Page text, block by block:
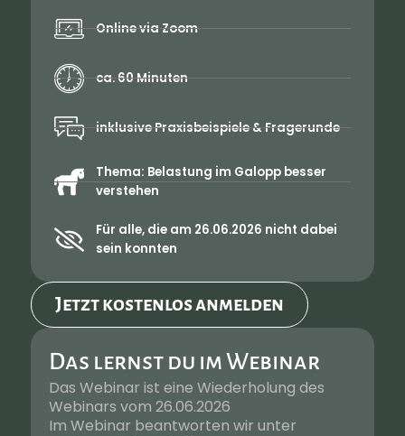
Online via Zoom
ca. 60 Minuten
inklusive Praxisbeispiele & Fragerunde
Thema: Belastung im Galopp besser
verstehen
Für alle, die am 26.06.2026 nicht dabei
sein konnten
Jetzt kostenlos anmelden
Das lernst du im Webinar
Das Webinar ist eine Wiederholung des
Webinars vom 26.06.2026
Im Webinar beantworten wir unter